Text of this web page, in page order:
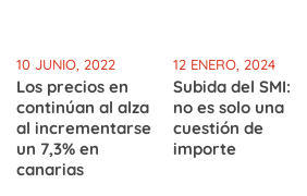
10 JUNIO, 2022
Los precios en
continúan al alza
al incrementarse
un 7,3% en
canarias
12 ENERO, 2024
Subida del SMI:
no es solo una
cuestión de
importe